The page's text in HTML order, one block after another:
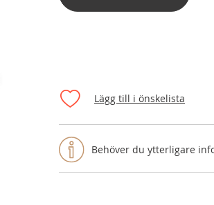
Lägg till i önskelista
Behöver du ytterligare